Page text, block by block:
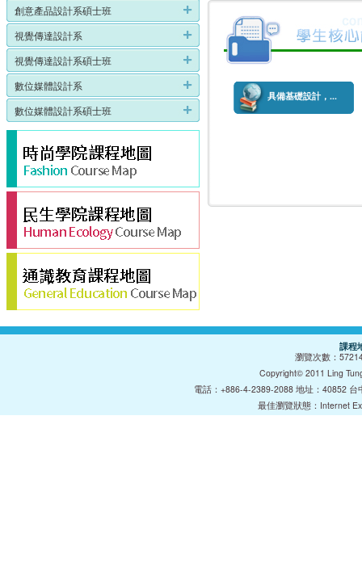
創意產品設計系碩士班
視覺傳達設計系
視覺傳達設計系碩士班
數位媒體設計系
數位媒體設計系碩士班
具備基礎設計，...
課程
瀏覽次數：
Copyright© 2011 Ling
電話：+886-4-2389-2088 地址：40852
最佳瀏覽狀態：Internet